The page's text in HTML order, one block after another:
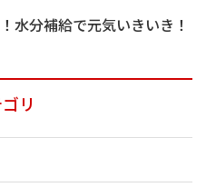
水分補給で元気いきいき！
リ